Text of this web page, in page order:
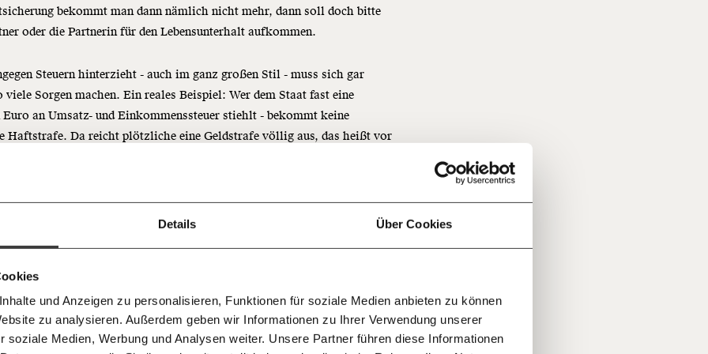
Details Über Cookies
und Anzeigen zu personalisieren, Funktionen für soziale Medien anbieten zu können
zu analysieren. Außerdem geben wir Informationen zu Ihrer Verwendung unserer
soziale Medien, Werbung und Analysen weiter. Unsere Partner führen diese Informationen
Immer auf
dem
unseren gratis
E-Mail-
Morgenmoment:
Knackig über die
wichtigsten Themen
unsere Wirtschaft so
das wird auch so bleiben.
6017
für sozialen Fortschritt
50€ 100€ €
Facebook Mastodon
bekommt man dann nämlich nicht mehr, dann soll doch bitte
oder die Partnerin für den Lebensunterhalt aufkommen.
Steuern hinterzieht - auch im ganz großen Stil - muss sich gar
viele Sorgen machen. Ein reales Beispiel: Wer dem Staat fast eine
an Umsatz- und Einkommenssteuer stiehlt - bekommt keine
Haftstrafe. Da reicht plötzliche eine Geldstrafe völlig aus, das heißt vor
zu schnell fahren.
Strafen für Unternehmen? Fehlanzeige.
Für Unternehmer:innen natürlich. Bis jetzt galt: Wenn ein
mehreren Mitarbeiter:innen zu wenig Gehalt bezahlt, wird er auch
bestraft. Ganz logisch: Wer über zehn rote Ampeln rast, zahlt